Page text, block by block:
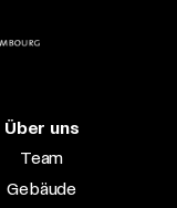
Über uns
Team
Gebäude